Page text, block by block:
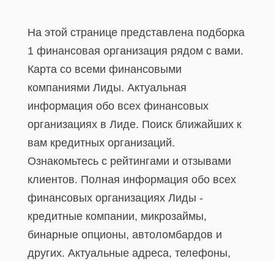
На этой странице представлена подборка
1 финансовая организация рядом с вами.
Карта со всеми финансовыми
компаниями Лиды. Актуальная
информация обо всех финансовых
организациях в Лиде. Поиск ближайших к
вам кредитных организаций.
Ознакомьтесь с рейтингами и отзывами
клиентов. Полная информация обо всех
финансовых организациях Лиды -
кредитные компании, микрозаймы,
бинарные опционы, автоломбардов и
других. Актуальные адреса, телефоны,